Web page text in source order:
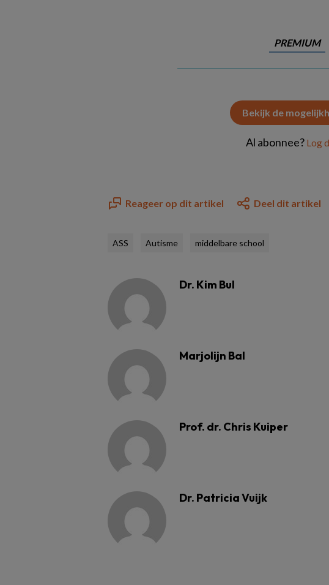
PREMIUM
Bekijk de
Al abonnee? Log
Reageer op dit artikel Deel dit artikel
ASS Autisme middelbare school
Dr. Kim Bul
Marjolijn Bal
Prof. dr. Chris Kuiper
Dr. Patricia Vuijk